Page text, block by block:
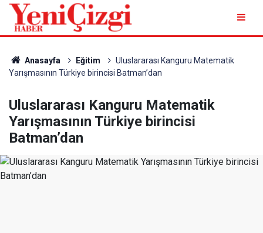
Anasayfa Eğitim
Uluslararası Kanguru Matematik
Yarışmasının Türkiye birincisi Batman’dan
Uluslararası Kanguru Matematik
Yarışmasının Türkiye birincisi
Batman’dan